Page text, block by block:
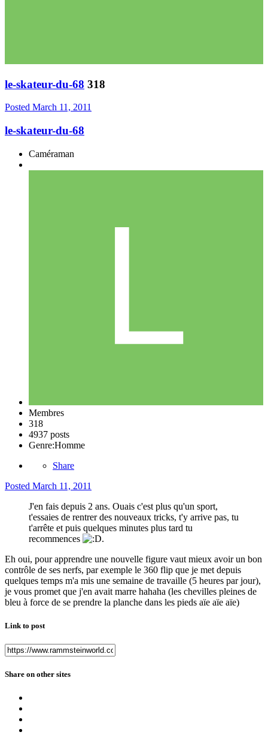
le-skateur-du-68 318
Posted March 11, 2011
le-skateur-du-68
Caméraman
Membres
318
4937 posts
Genre:Homme
Share
Posted March 11, 2011
J'en fais depuis 2 ans. Ouais c'est plus qu'un sport,
t'essaies de rentrer des nouveaux tricks, t'y arrive pas, tu
t'arrête et puis quelques minutes plus tard tu
recommences
.
Eh oui, pour apprendre une nouvelle figure vaut mieux avoir un bon
contrôle de ses nerfs, par exemple le 360 flip que je met depuis
quelques temps m'a mis une semaine de travaille (5 heures par jour),
je vous promet que j'en avait marre hahaha (les chevilles pleines de
bleu à force de se prendre la planche dans les pieds aïe aïe aïe)
Link to post
Share on other sites